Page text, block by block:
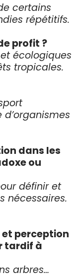
certains
répétitifs.
profit ?
écologiques
tropicales.
dans les
ou
définir et
nécessaires.
perception
tardif à
arbres…